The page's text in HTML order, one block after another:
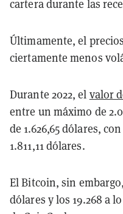
cartera durante las
Últimamente, el
ciertamente menos
Durante 2022, el valor
entre un máximo de
de 1.626,65 dólares,
1.811,11 dólares.
El Bitcoin, sin
dólares y los 19.268 a